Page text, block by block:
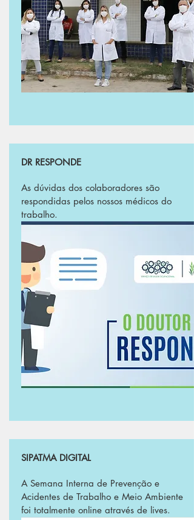
DR RESPONDE
As dúvidas dos colaboradores são
respondidas pelos nossos médicos do
trabalho.
SIPATMA DIGITAL
A Semana Interna de Prevenção e
Acidentes de Trabalho e Meio Ambiente
foi totalmente online através de lives.